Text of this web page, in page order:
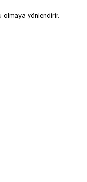
olmaya yönlendirir.